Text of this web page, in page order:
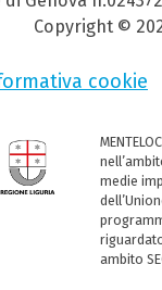
Copyright ©
cookie
medie
ambito